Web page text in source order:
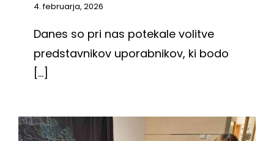
4. februarja, 2026
Danes so pri nas potekale volitve
predstavnikov uporabnikov, ki bodo
[...]